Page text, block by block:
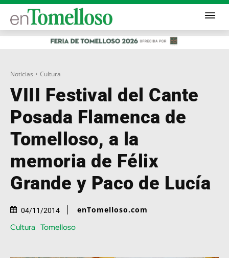
Noticias Cultura
VIII Festival del Cante
Posada Flamenca de
Tomelloso, a la
memoria de Félix
Grande y Paco de Lucía
04/11/2014 enTomelloso.com
Cultura Tomelloso